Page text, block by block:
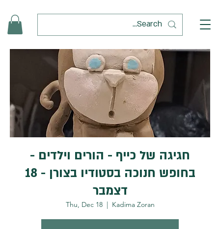
חגיגה של כייף - הורים וילדים -
בחופש חנוכה בסטודיו בצורן - 18
דצמבר
Thu, Dec 18
  |
Kadima Zoran